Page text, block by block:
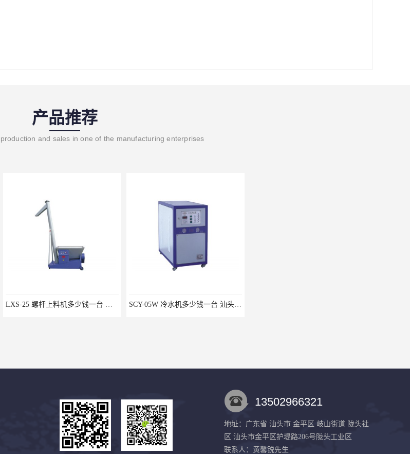
产品推荐
and sales in one of the manufacturing enterprises
LXS-25 螺杆上料机多少钱一台 汕头特区震龙塑料机械公司 SCY-05W 冷水机多少钱一台 汕头特区震龙塑料机械公司
13502966321
地址：广东省 汕头市 金平区 岐山街道 陇头社
区 汕头市金平区护堤路206号陇头工业区
联系人：黄馨锐先生